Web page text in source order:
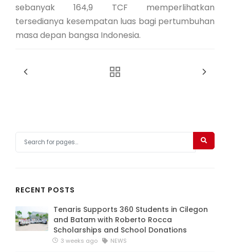
sebanyak 164,9 TCF memperlihatkan
tersedianya kesempatan luas bagi pertumbuhan
masa depan bangsa Indonesia.
RECENT POSTS
Tenaris Supports 360 Students in Cilegon
and Batam with Roberto Rocca
Scholarships and School Donations
3 weeks ago NEWS